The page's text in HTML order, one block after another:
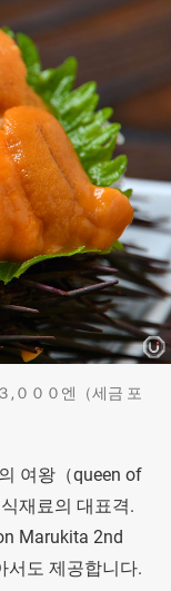
,０００엔（세금 포
여왕（queen of
재료의 대표격.
Marukita 2nd
서도 제공합니다.